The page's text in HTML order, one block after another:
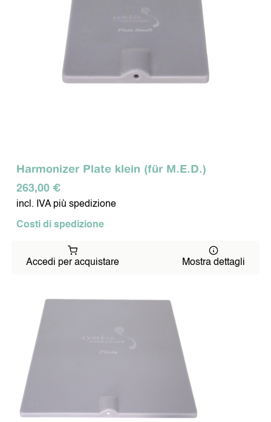
Harmonizer Plate klein (für M.E.D.)
263,00 €
incl. IVA più spedizione
Costi di spedizione
Accedi per acquistare Mostra dettagli